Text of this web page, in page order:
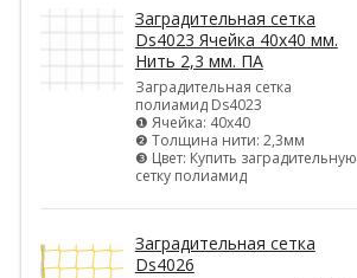
Заградительная сетка
Ds4023 Ячейка 40х40 мм.
Нить 2,3 мм. ПА
Заградительная сетка
полиамид Ds4023
❶ Ячейка: 40х40
❷ Толщина нити: 2,3мм
❸ Цвет: Купить заградительную
сетку полиамид
Заградительная сетка
Ds4026